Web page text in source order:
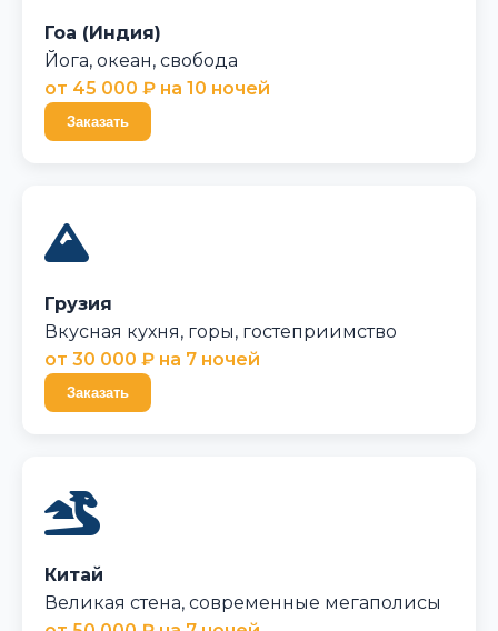
Гоа (Индия)
Йога, океан, свобода
от 45 000 ₽ на 10 ночей
Заказать
Грузия
Вкусная кухня, горы, гостеприимство
от 30 000 ₽ на 7 ночей
Заказать
Китай
Великая стена, современные мегаполисы